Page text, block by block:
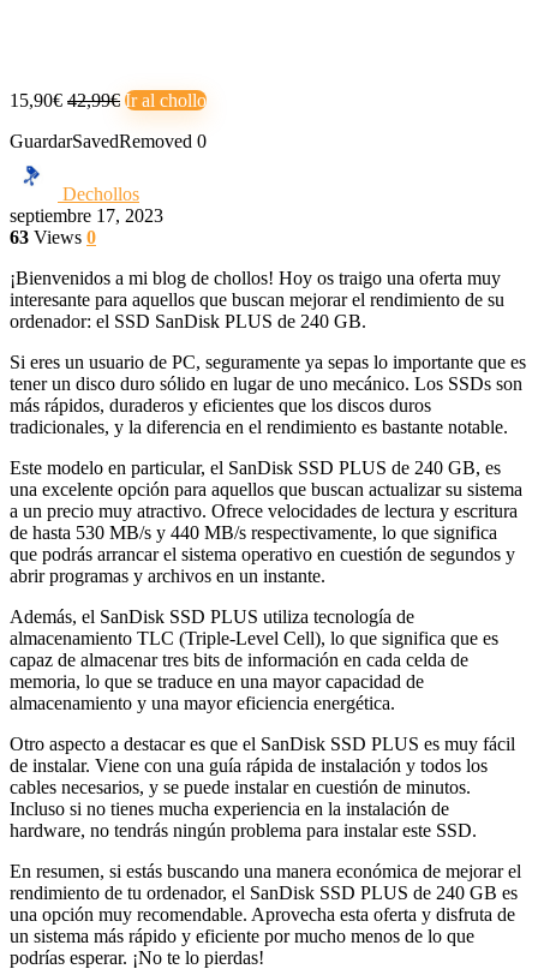
15,90€ 42,99€ Ir al chollo
GuardarSavedRemoved 0
Dechollos
septiembre 17, 2023
63 Views 0
¡Bienvenidos a mi blog de chollos! Hoy os traigo una oferta muy
interesante para aquellos que buscan mejorar el rendimiento de su
ordenador: el SSD SanDisk PLUS de 240 GB.
Si eres un usuario de PC, seguramente ya sepas lo importante que es
tener un disco duro sólido en lugar de uno mecánico. Los SSDs son
más rápidos, duraderos y eficientes que los discos duros
tradicionales, y la diferencia en el rendimiento es bastante notable.
Este modelo en particular, el SanDisk SSD PLUS de 240 GB, es
una excelente opción para aquellos que buscan actualizar su sistema
a un precio muy atractivo. Ofrece velocidades de lectura y escritura
de hasta 530 MB/s y 440 MB/s respectivamente, lo que significa
que podrás arrancar el sistema operativo en cuestión de segundos y
abrir programas y archivos en un instante.
Además, el SanDisk SSD PLUS utiliza tecnología de
almacenamiento TLC (Triple-Level Cell), lo que significa que es
capaz de almacenar tres bits de información en cada celda de
memoria, lo que se traduce en una mayor capacidad de
almacenamiento y una mayor eficiencia energética.
Otro aspecto a destacar es que el SanDisk SSD PLUS es muy fácil
de instalar. Viene con una guía rápida de instalación y todos los
cables necesarios, y se puede instalar en cuestión de minutos.
Incluso si no tienes mucha experiencia en la instalación de
hardware, no tendrás ningún problema para instalar este SSD.
En resumen, si estás buscando una manera económica de mejorar el
rendimiento de tu ordenador, el SanDisk SSD PLUS de 240 GB es
una opción muy recomendable. Aprovecha esta oferta y disfruta de
un sistema más rápido y eficiente por mucho menos de lo que
podrías esperar. ¡No te lo pierdas!